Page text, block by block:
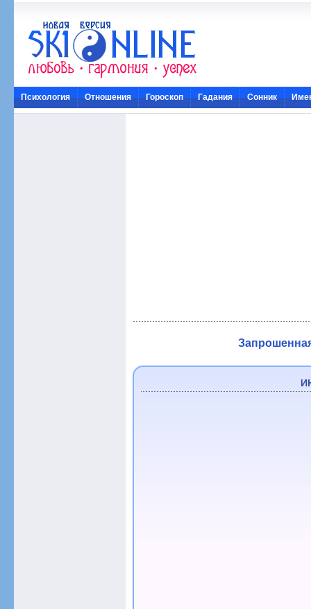
Психология Отношения Гороскоп Гадания Сонник